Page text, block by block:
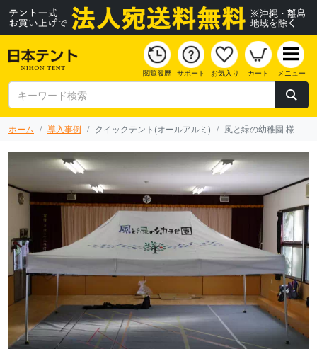
閲覧履歴 サポート お気入り カート メニュー
ホーム 導入事例 クイックテント(オールアルミ) 風と緑の幼稚園 様